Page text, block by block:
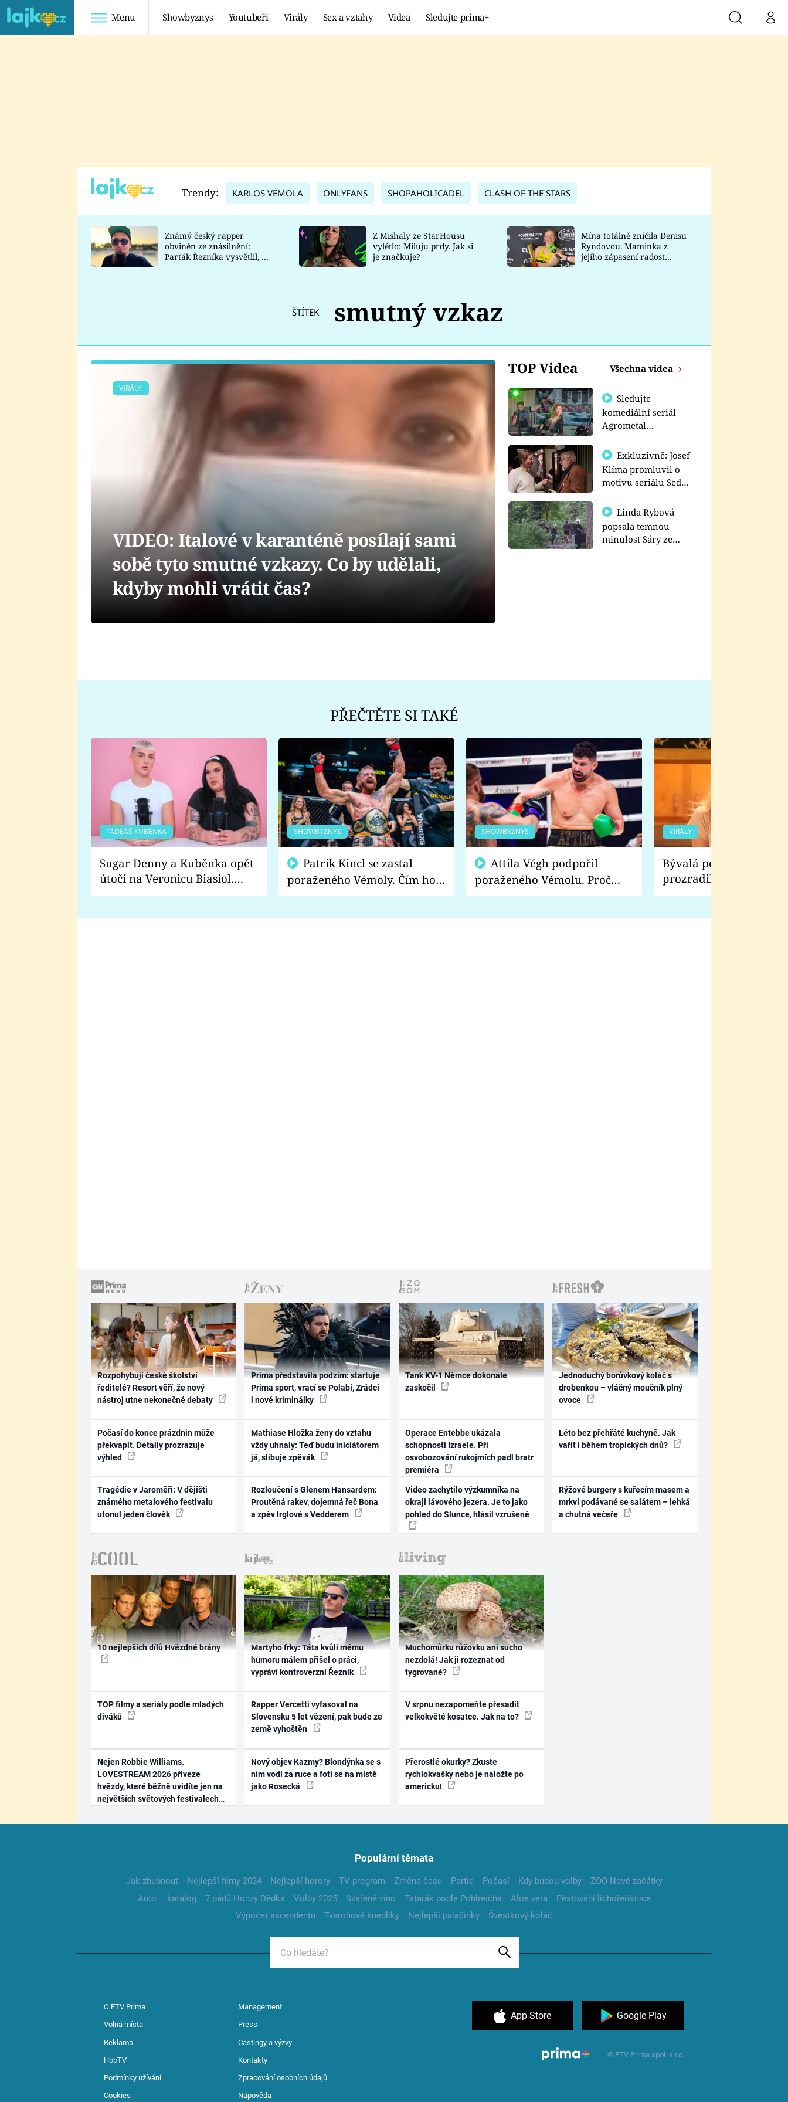
Menu Showbyznys Youtubeři Virály Sex a vztahy Videa Sledujte prima+ VyhledáváníMůj
TADEÁŠ KUBĚNKA
DATEL
Prima Lajk
Sledujte nás
Trendy: KARLOS VÉMOLA ONLYFANS SHOPAHOLICADEL CLASH OF THE STARS
Známý český rapper
obviněn ze znásilnění:
Parťák Řezníka vysvětlil, co
Z Mishaly ze StarHousu
vylétlo: Miluju prdy. Jak si
je značkuje?
Mína totálně zničila Denisu
Ryndovou. Maminka z
jejího zápasení radost
ŠTÍTEK smutný vzkaz
TOP Videa Všechna videa
Sledujte
komediální seriál
Agrometal
prima+
Exkluzivně: Josef
Klíma promluvil o
motivu seriálu Sedm
Linda Rybová
popsala temnou
minulost Sáry ze
VIRÁLY
VIDEO: Italové v karanténě posílají sami
sobě tyto smutné vzkazy. Co by udělali,
kdyby mohli vrátit čas?
PŘEČTĚTE SI TAKÉ
TADEÁŠ KUBĚNKA
Sugar Denny a Kuběnka opět
útočí na Veronicu Biasiol.
Proč je podle nich falešná a
SHOWBYZNYS
poraženého Vémoly. Čím ho
fanoušci naštvali?
SHOWBYZNYS
poraženého Vémolu. Proč
chce raději zápasit s ním než
VIRÁLY
Bývalá pornoherečka
prozradila, co ji
natáčení Euforie.
Rozpohybují české školství
ředitelé? Resort věří, že nový
nástroj utne nekonečné debaty
Počasí do konce prázdnin může
překvapit. Detaily prozrazuje
výhled
Tragédie v Jaroměři: V dějišti
známého metalového festivalu
utonul jeden člověk
Prima představila podzim: startuje
Prima sport, vrací se Polabí, Zrádci
i nové kriminálky
Mathiase Hložka ženy do vztahu
vždy uhnaly: Teď budu iniciátorem
já, slibuje zpěvák
Rozloučení s Glenem Hansardem:
Proutěná rakev, dojemná řeč Bona
a zpěv Irglové s Vedderem
Tank KV-1 Němce dokonale
zaskočil
Operace Entebbe ukázala
schopnosti Izraele. Při
osvobozování rukojmích padl bratr
premiéra
Video zachytilo výzkumníka na
okraji lávového jezera. Je to jako
pohled do Slunce, hlásil vzrušeně
Jednoduchý borůvkový koláč s
drobenkou – vláčný moučník plný
ovoce
Léto bez přehřáté kuchyně. Jak
vařit i během tropických dnů?
Rýžové burgery s kuřecím masem a
mrkví podávané se salátem – lehká
a chutná večeře
10 nejlepších dílů Hvězdné brány
TOP filmy a seriály podle mladých
diváků
Nejen Robbie Williams.
LOVESTREAM 2026 přiveze
hvězdy, které běžně uvidíte jen na
největších světových festivalech
Martyho frky: Táta kvůli mému
humoru málem přišel o práci,
vypráví kontroverzní Řezník
Rapper Vercetti vyfasoval na
Slovensku 5 let vězení, pak bude ze
země vyhoštěn
Nový objev Kazmy? Blondýnka se s
ním vodí za ruce a fotí se na místě
jako Rosecká
Muchomůrku růžovku ani sucho
nezdolá! Jak ji rozeznat od
tygrované?
V srpnu nezapomeňte přesadit
velkokvěté kosatce. Jak na to?
Přerostlé okurky? Zkuste
rychlokvašky nebo je naložte po
americku!
Populární témata
Jak zhubnout Nejlepší filmy 2024 Nejlepší horory TV program Změna času Partie Počasí Kdy budou volby
ZOO Nové začátky
Auto – katalog
7 pádů Honzy Dědka Volby 2025 Svařené víno Tatarák podle Pohlreicha Aloe vera
Pěstování lichořeřišnice
Výpočet ascendentu
Tvarohové knedlíky Nejlepší palačinky Švestkový koláč
O FTV Prima Management
Volná místa Press
Reklama Castingy a výzvy
HbbTV Kontakty
Podmínky užívání Zpracování osobních údajů
Cookies Nápověda
App Store Google Play
© FTV Prima spol. s r.o.